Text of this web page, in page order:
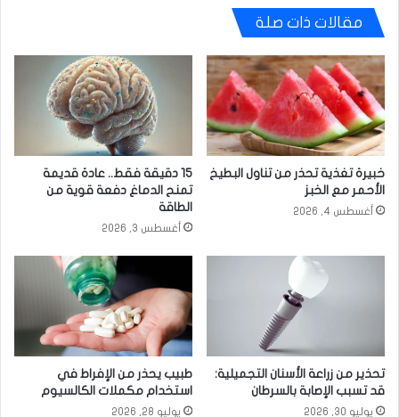
مقالات ذات صلة
خبيرة تغذية تحذر من تناول البطيخ
الأحمر مع الخبز
أغسطس 4, 2026
15 دقيقة فقط.. عادة قديمة
تمنح الدماغ دفعة قوية من
الطاقة
أغسطس 3, 2026
تحذير من زراعة الأسنان التجميلية:
قد تسبب الإصابة بالسرطان
يوليو 30, 2026
طبيب يحذر من الإفراط في
استخدام مكملات الكالسيوم
يوليو 28, 2026